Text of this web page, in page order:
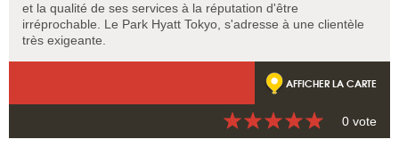
et la qualité de ses services à la réputation d'être
irréprochable. Le Park Hyatt Tokyo, s'adresse à une clientèle
très exigeante.
AFFICHER LA CARTE
0 vote